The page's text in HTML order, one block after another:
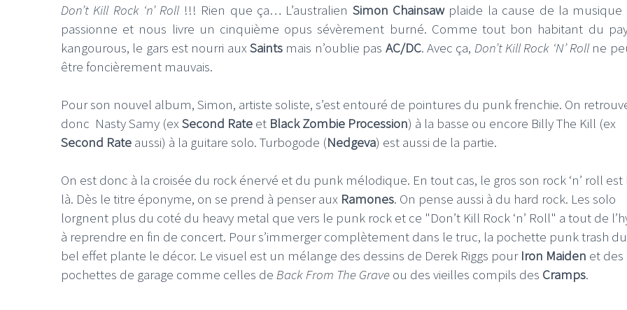
Don’t Kill Rock ‘n’ Roll!!! Rien que ça… L’australien Simon Chainsawplaide la cause de la musique
passionne et nous livre un cinquième opus sévèrement burné. Comme tout bon habitant du
kangourous, le gars est nourri auxSaints mais n’oublie pas AC/DC. Avec ça, Don’t Kill Rock ‘N’ Rollne
être foncièrement mauvais.
Pour son nouvel album, Simon, artiste soliste, s’est entouré de pointures du punk frenchie. On
donc Nasty Samy (exSecond Rate et Black Zombie Procession) à la basse ou encore Billy The Kill (ex
Second Rate aussi) à la guitare solo. Turbogode (Nedgeva) est aussi de la partie.
On est donc à la croisée du rock énervé et du punk mélodique. En tout cas, le gros son rock ‘n’ roll est
là. Dès le titre éponyme, on se prend à penser aux Ramones. On pense aussi à du hard rock. Les solo
lorgnent plus du coté du heavy metal que vers le punk rock et ce "Don’t Kill Rock ‘n’ Roll" a tout de
à reprendre en fin de concert. Pour s’immerger complètement dans le truc, la pochette punk trash
bel effet plante le décor. Le visuel est un mélange des dessins de Derek Riggs pourIron Maiden et des
pochettes de garage comme celles de Back From The Grave ou des vieilles compils des Cramps.